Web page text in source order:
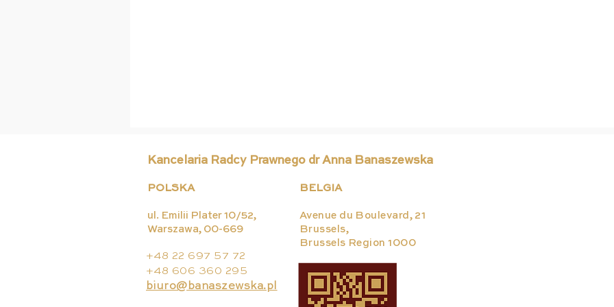
organu w sprawie
zezwolenia na
Nie każda opaska
bezpieczeństwa jest
wyrobem medycznym
POLSKA
ul. Emilii Plater 10/52,
Warszawa, 00-669
+48 22 697 57 72
+48 606 360 295
biuro@banaszewska.pl
BELGIA
Avenue du Boulevard, 21
Brussels,
Brussels Region 1000
Kancelaria Radcy Prawnego dr Anna Banaszewska